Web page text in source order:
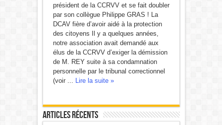
président de la CCRVV et se fait doubler
par son collègue Philippe GRAS ! La
DCAV fière d’avoir aidé à la protection
des citoyens Il y a quelques années,
notre association avait demandé aux
élus de la CCRVV d’exiger la démission
de M. REY suite à sa condamnation
personnelle par le tribunal correctionnel
(voir ... Lire la suite »
Articles récents